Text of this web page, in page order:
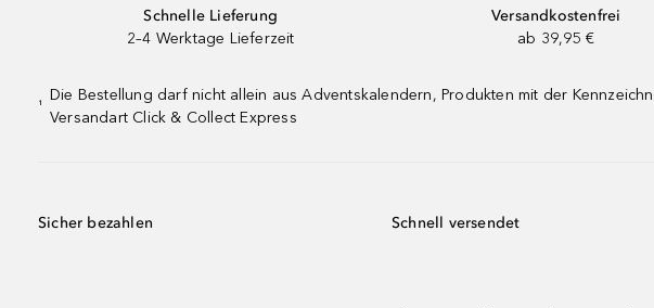
Schnelle Lieferung
2–4 Werktage Lieferzeit
Versandkostenfrei
ab 39,95 €
¹
Die Bestellung darf nicht allein aus Adventskalendern, Produkten mit der
Versandart Click & Collect Express
Sicher bezahlen Schnell versendet